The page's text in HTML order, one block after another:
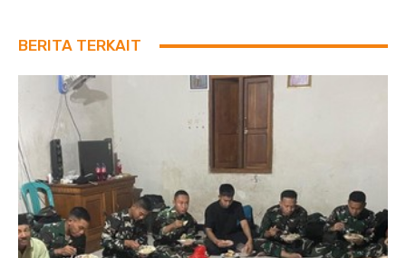
BERITA TERKAIT